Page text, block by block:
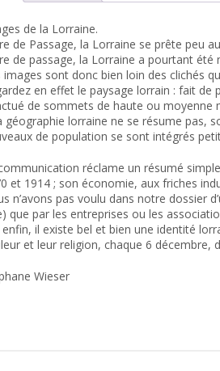
de la Lorraine.
de Passage, la Lorraine se prête peu
de passage, la Lorraine a pourtant
images sont donc bien loin des clichés
en effet le paysage lorrain : fait de
de sommets de haute ou moyenne
géographie lorraine ne se résume pas,
de population se sont intégrés
réclame un résumé
et 1914 ; son économie, aux friches
n’avons pas voulu dans notre dossier
que par les entreprises ou les
enfin, il existe bel et bien une identité
et leur religion, chaque 6 décembre,
Wieser